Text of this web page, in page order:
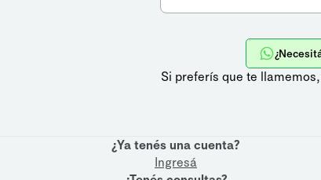
Si preferís que te llamemos,
¿Ya tenés una cuenta?
Ingresá